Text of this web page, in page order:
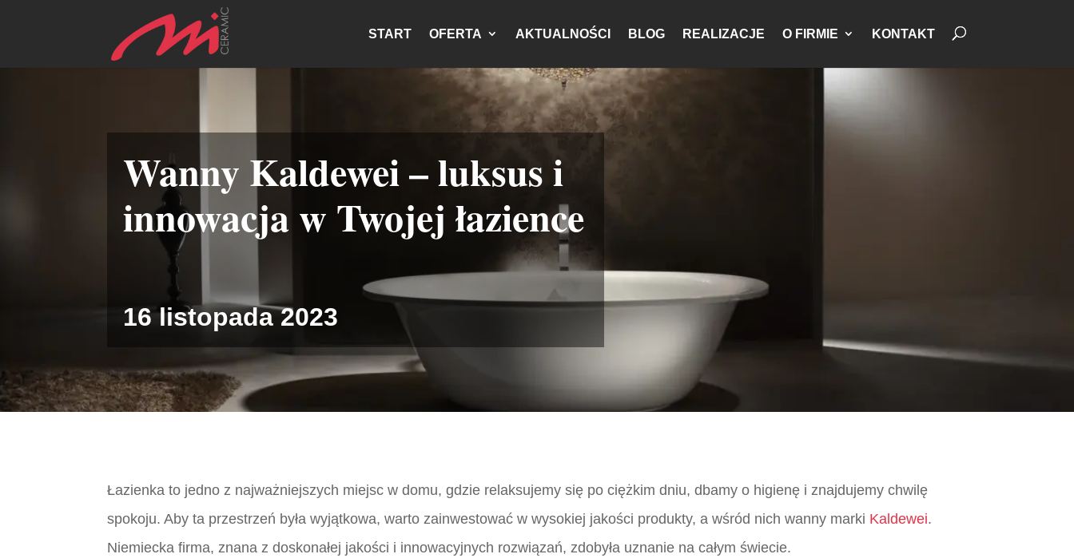
START OFERTA AKTUALNOŚCI BLOG REALIZACJE O FIRMIE KONTAKT
Wanny Kaldewei – luksus i
innowacja w Twojej łazience
16 listopada 2023
Łazienka to jedno z najważniejszych miejsc w domu, gdzie relaksujemy się po ciężkim dniu, dbamy o higienę i znajdujemy chwilę
spokoju. Aby ta przestrzeń była wyjątkowa, warto zainwestować w wysokiej jakości produkty, a wśród nich wanny marki Kaldewei.
Niemiecka firma, znana z doskonałej jakości i innowacyjnych rozwiązań, zdobyła uznanie na całym świecie.